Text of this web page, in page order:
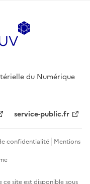
du Numérique
service-public.fr
confidentialité Mentions
site est disponible sous